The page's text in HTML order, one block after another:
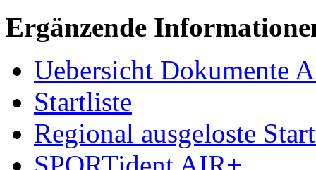
Ergänzende
Uebersicht Dokumente
Startliste
Regional ausgeloste